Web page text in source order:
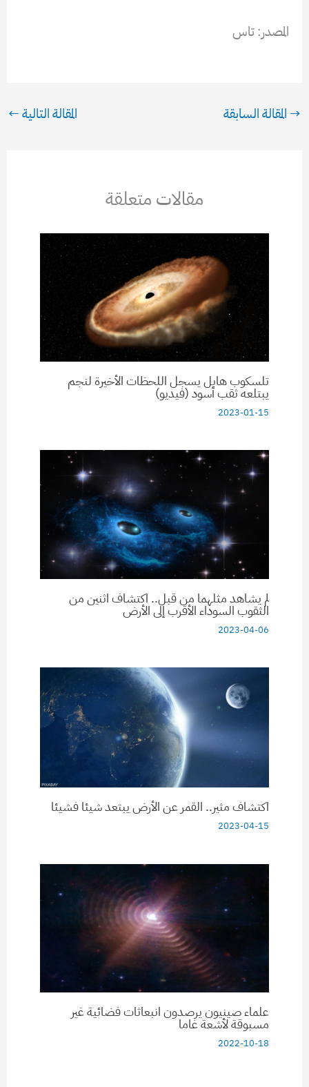
المصدر: تاس
→ المقالة السابقة المقالة التالية←
مقالات متعلقة
تلسكوب هابل يسجل اللحظات الأخيرة لنجم
يبتلعه ثقب أسود (فيديو)
2023-01-15
لم يشاهد مثلهما من قبل.. اكتشاف اثنين من
الثقوب السوداء الأقرب إلى الأرض
2023-04-06
اكتشاف مثير.. القمر عن الأرض يبتعد شيئا فشيئا
2023-04-15
علماء صينيون يرصدون انبعاثات فضائية غير
مسبوقة لأشعة غاما
2022-10-18